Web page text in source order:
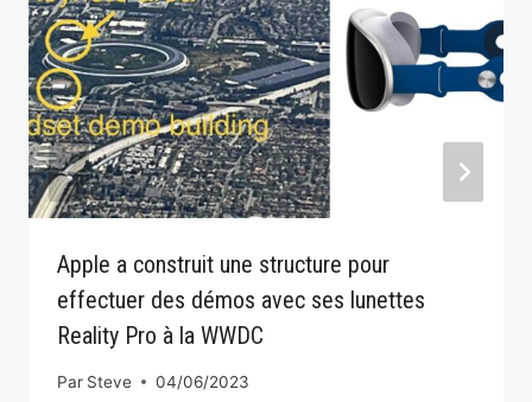
Apple a construit une structure pour
effectuer des démos avec ses lunettes
Reality Pro à la WWDC
Par Steve 04/06/2023